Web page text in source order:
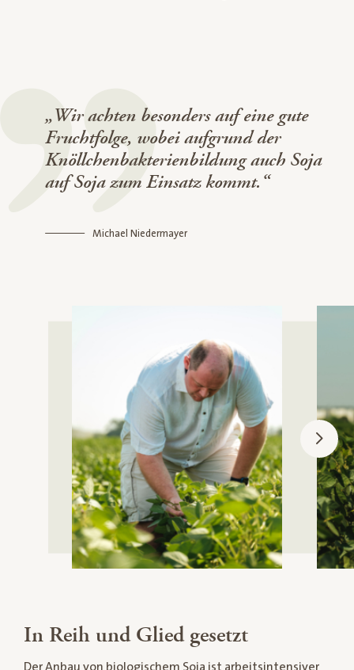
„Wir achten besonders auf eine gute
Fruchtfolge, wobei aufgrund der
Knöllchenbakterienbildung auch Soja
auf Soja zum Einsatz kommt.“
Michael Niedermayer
In Reih und Glied gesetzt
Der Anbau von biologischem Soja ist arbeitsintensiver